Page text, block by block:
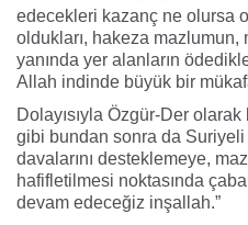
edecekleri kazanç ne olursa
oldukları, hakeza mazlumun,
yanında yer alanların
Allah indinde büyük bir
Dolayısıyla Özgür-Der
gibi bundan sonra da Suriyeli
davalarını desteklemeye,
hafifletilmesi noktasında
devam edeceğiz inşallah.”